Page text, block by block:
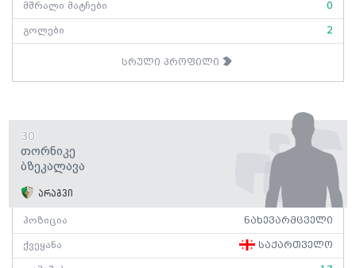
მშრალი მატჩები 0
გოლები 2
სრული პროფილი
30
Თორნიკე
Ბზეკალავა
არაგვი
პოზიცია ნახევარმცველი
ქვეყანა საქართველო